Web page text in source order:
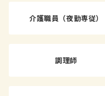
介護職員（夜勤専従）
調理師